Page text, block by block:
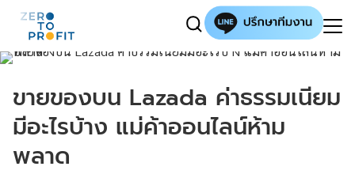
ขายของบน Lazada ค่าธรรมเนียม
มีอะไรบ้าง แม่ค้าออนไลน์ห้าม
พลาด